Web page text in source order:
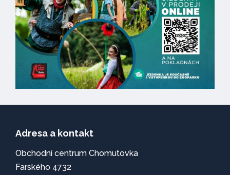
Adresa a kontakt
Obchodní centrum Chomutovka
Farského 4732